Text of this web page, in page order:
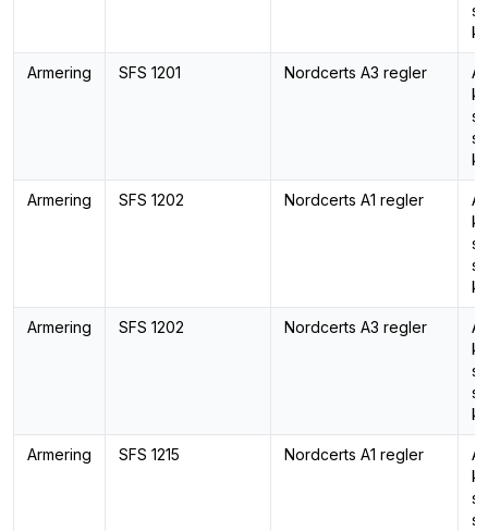
Armering SFS 1201 Nordcerts A3 regler
Armering SFS 1202 Nordcerts A1 regler
Armering SFS 1202 Nordcerts A3 regler
Armering SFS 1215 Nordcerts A1 regler